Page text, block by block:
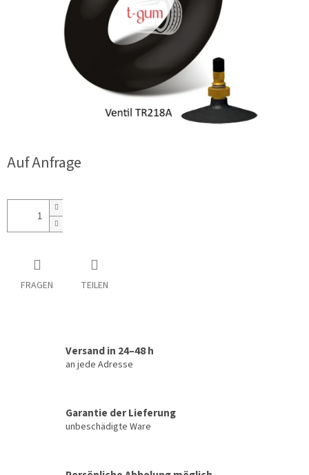
Auf Anfrage
FRAGEN TEILEN
Versand in 24–48 h
an jede Adresse
Garantie der Lieferung
unbeschädigte Ware